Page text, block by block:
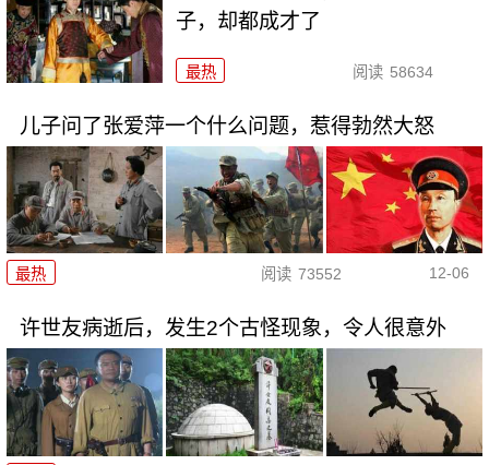
子，却都成才了
最热 阅读 58634
儿子问了张爱萍一个什么问题，惹得勃然大怒
最热 阅读 73552 12-06
许世友病逝后，发生2个古怪现象，令人很意外